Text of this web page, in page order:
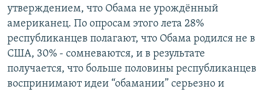
утверждением, что Обама не урождённый
американец. По опросам этого лета 28%
республиканцев полагают, что Обама родился не в
США, 30% - сомневаются, и в результате
получается, что больше половины республиканцев
воспринимают идеи “обамании” серьезно и